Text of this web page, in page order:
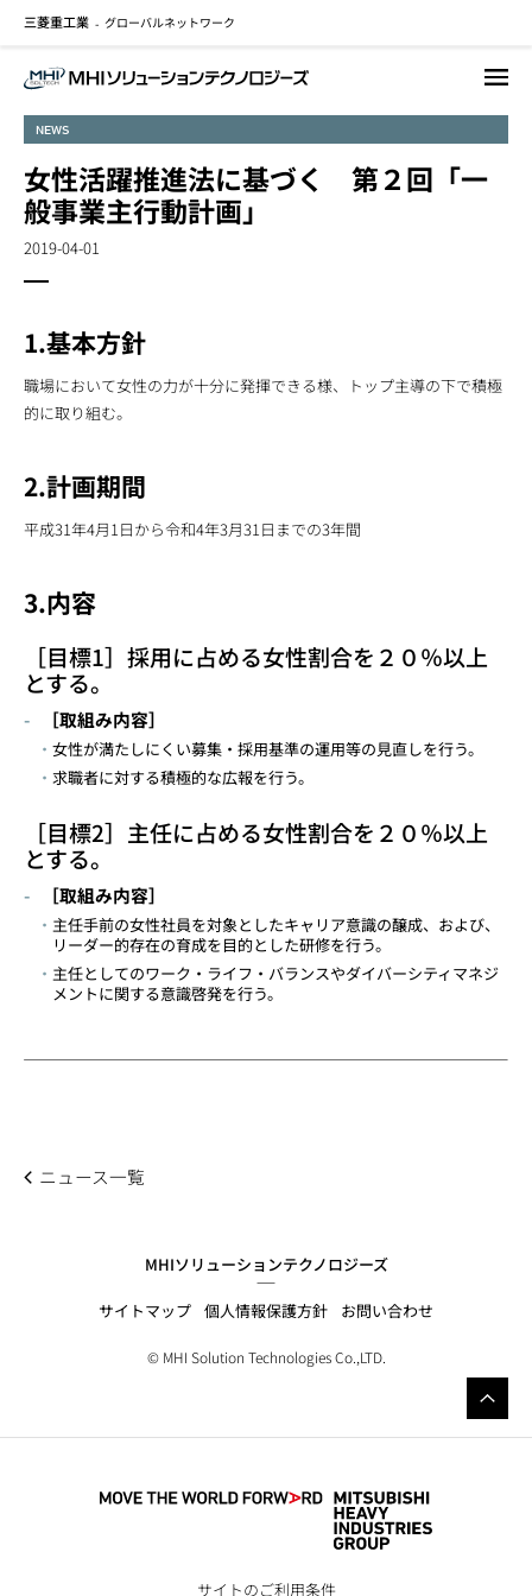
三菱重工業 - グローバルネットワーク
NEWS
女性活躍推進法に基づく 第２回「一
般事業主行動計画」
2019-04-01
1.基本方針
職場において女性の力が十分に発揮できる様、トップ主導の下で積極
的に取り組む。
2.計画期間
平成31年4月1日から令和4年3月31日までの3年間
3.内容
［目標1］採用に占める女性割合を２０％以上
とする。
［取組み内容］
女性が満たしにくい募集・採用基準の運用等の見直しを行う。
求職者に対する積極的な広報を行う。
［目標2］主任に占める女性割合を２０％以上
とする。
［取組み内容］
主任手前の女性社員を対象としたキャリア意識の醸成、および、
リーダー的存在の育成を目的とした研修を行う。
主任としてのワーク・ライフ・バランスやダイバーシティマネジ
メントに関する意識啓発を行う。
ニュース一覧
MHIソリューションテクノロジーズ
サイトマップ 個人情報保護方針 お問い合わせ
© MHI Solution Technologies Co.,LTD.
サイトのご利用条件